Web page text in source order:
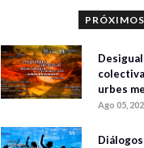
urbes
Ago 05,